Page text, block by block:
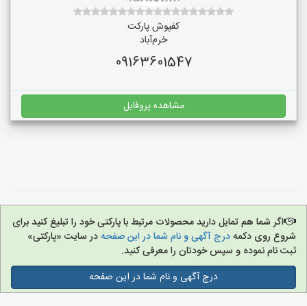
کفپوش پارکت
خرم‌آباد
09163601547
مشاهده پروفایل
اگر شما هم تمایل دارید محصولات مرتبط با پارکتی خود را تبلیغ کنید برای
شروع روی دکمهدرج آگهی و نام شما در این صفحهدر سایت «پارکتی»
ثبت نام نموده و سپس خودتان را معرفی کنید.
درج آگهی و نام شما در این صفحه